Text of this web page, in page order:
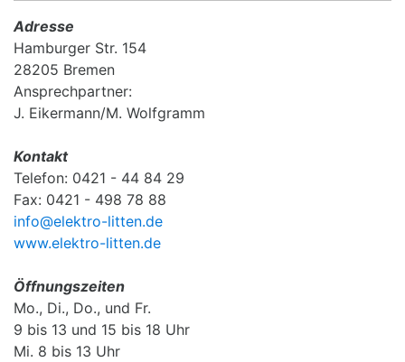
Adresse
Hamburger Str. 154
28205 Bremen
Ansprechpartner:
J. Eikermann/M. Wolfgramm
Kontakt
Telefon: 0421 - 44 84 29
Fax: 0421 - 498 78 88
info@elektro-litten.de
www.elektro-litten.de
Öffnungszeiten
Mo., Di., Do., und Fr.
9 bis 13 und 15 bis 18 Uhr
Mi. 8 bis 13 Uhr